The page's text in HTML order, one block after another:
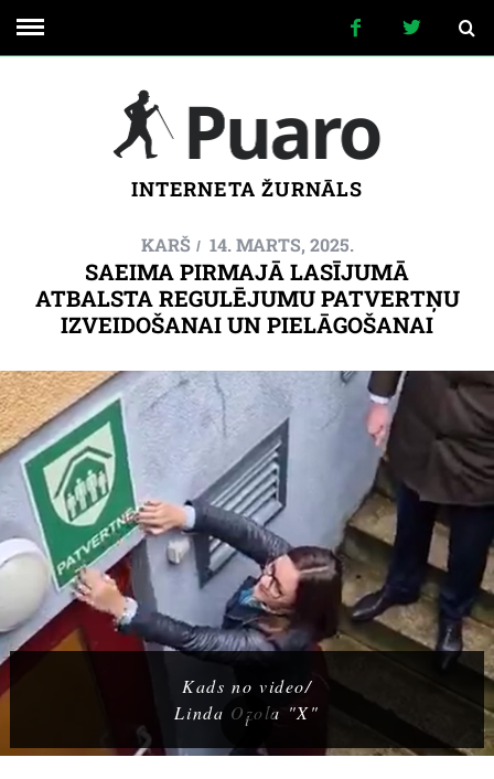
INTERNETA ŽURNĀLS
KARŠ 14. MARTS, 2025.
SAEIMA PIRMAJĀ LASĪJUMĀ
ATBALSTA REGULĒJUMU PATVERTŅU
IZVEIDOŠANAI UN PIELĀGOŠANAI
Kads no video/
Linda Ozola "X"